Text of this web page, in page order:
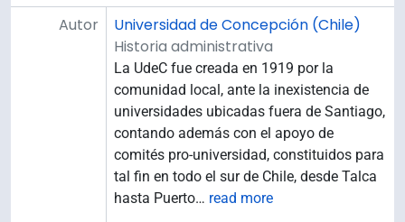
Autor
Universidad de Concepción (Chile)
Historia administrativa
La UdeC fue creada en 1919 por la
comunidad local, ante la inexistencia de
universidades ubicadas fuera de Santiago,
contando además con el apoyo de
comités pro-universidad, constituidos para
tal fin en todo el sur de Chile, desde Talca
hasta Puerto… read more